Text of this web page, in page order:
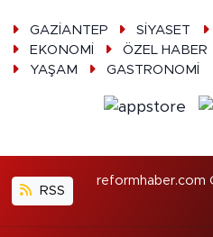
GAZİANTEP SİYASET
EKONOMİ
ÖZEL HABER
YAŞAM
GASTRONOMİ
RSS
reformhaber.com